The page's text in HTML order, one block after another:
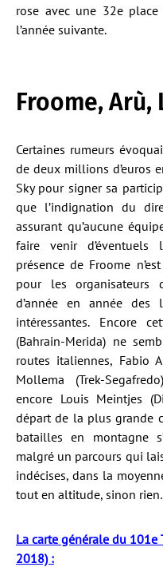
rose avec une 32e
l’année suivante.
Froome, Arù,
Certaines rumeurs
de deux millions d’euros
Sky pour signer sa
que l’indignation du
assurant qu’aucune
faire venir d’éventuels
présence de Froome
pour les organisateurs
d’année en année
intéressantes. Encore
(Bahrain-Merida) ne
routes italiennes, Fabio
Mollema (Trek-
encore Louis Meintjes
départ de la plus grande
batailles en montagne
malgré un parcours qui
indécises, dans la
tout en altitude, sinon
La carte générale du 101e
2018) :